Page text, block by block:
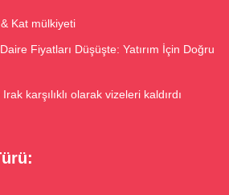
Kat mülkiyeti
Fiyatları Düşüşte: Yatırım İçin Doğru
karşılıklı olarak vizeleri kaldırdı